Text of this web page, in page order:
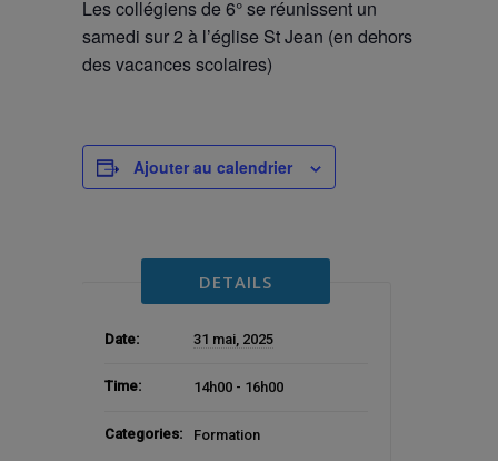
Les collégiens de 6° se réunissent un
samedi sur 2 à l’église St Jean (en dehors
des vacances scolaires)
Ajouter au calendrier
DETAILS
Date: 31 mai, 2025
Time: 14h00 - 16h00
Categories: Formation